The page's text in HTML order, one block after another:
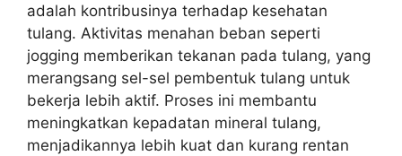
adalah kontribusinya terhadap kesehatan
tulang. Aktivitas menahan beban seperti
jogging memberikan tekanan pada tulang, yang
merangsang sel-sel pembentuk tulang untuk
bekerja lebih aktif. Proses ini membantu
meningkatkan kepadatan mineral tulang,
menjadikannya lebih kuat dan kurang rentan